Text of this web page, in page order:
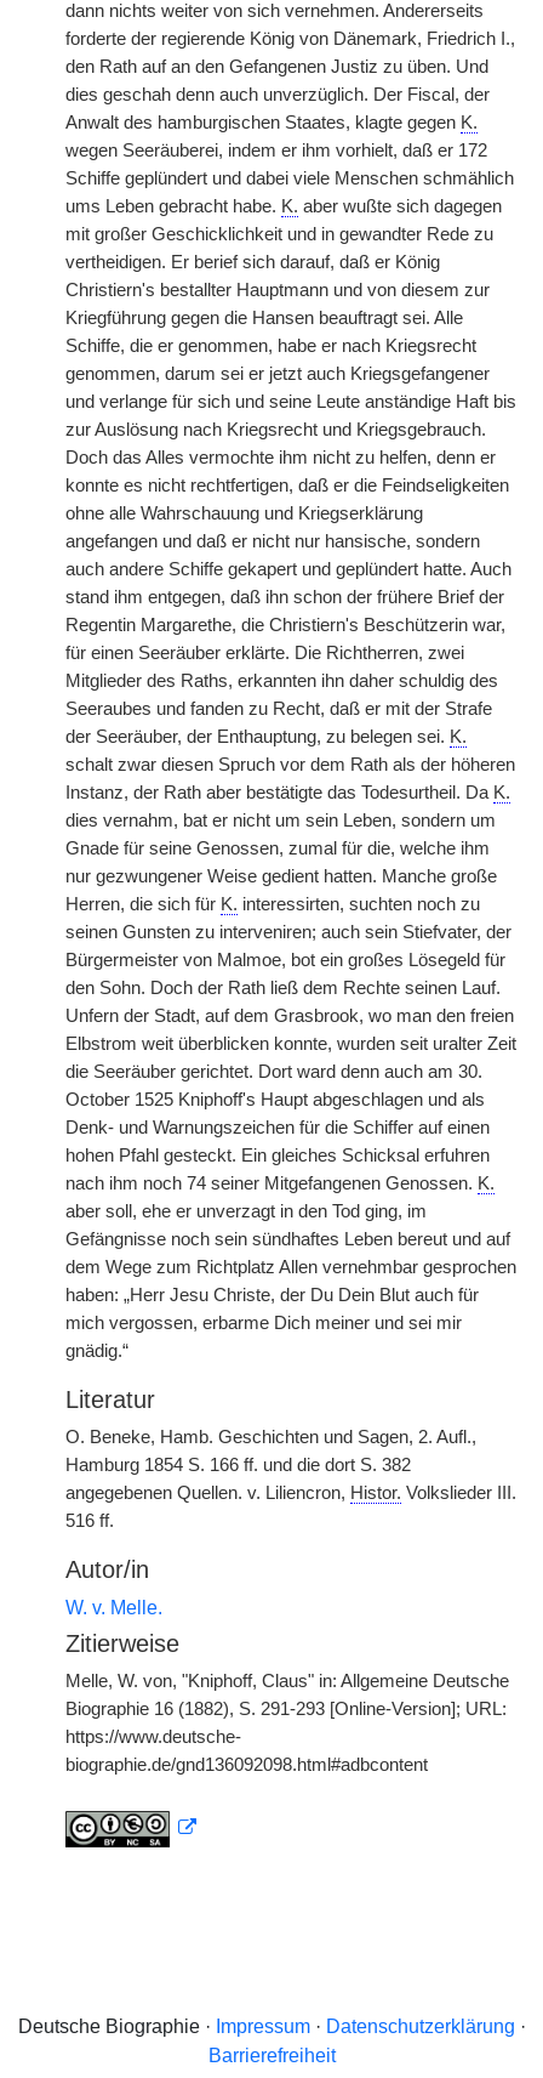
dann nichts weiter von sich vernehmen. Andererseits
forderte der regierende König von Dänemark, Friedrich I.,
den Rath auf an den Gefangenen Justiz zu üben. Und
dies geschah denn auch unverzüglich. Der Fiscal, der
Anwalt des hamburgischen Staates, klagte gegen K.
wegen Seeräuberei, indem er ihm vorhielt, daß er 172
Schiffe geplündert und dabei viele Menschen schmählich
ums Leben gebracht habe. K. aber wußte sich dagegen
mit großer Geschicklichkeit und in gewandter Rede zu
vertheidigen. Er berief sich darauf, daß er König
Christiern's bestallter Hauptmann und von diesem zur
Kriegführung gegen die Hansen beauftragt sei. Alle
Schiffe, die er genommen, habe er nach Kriegsrecht
genommen, darum sei er jetzt auch Kriegsgefangener
und verlange für sich und seine Leute anständige Haft bis
zur Auslösung nach Kriegsrecht und Kriegsgebrauch.
Doch das Alles vermochte ihm nicht zu helfen, denn er
konnte es nicht rechtfertigen, daß er die Feindseligkeiten
ohne alle Wahrschauung und Kriegserklärung
angefangen und daß er nicht nur hansische, sondern
auch andere Schiffe gekapert und geplündert hatte. Auch
stand ihm entgegen, daß ihn schon der frühere Brief der
Regentin Margarethe, die Christiern's Beschützerin war,
für einen Seeräuber erklärte. Die Richtherren, zwei
Mitglieder des Raths, erkannten ihn daher schuldig des
Seeraubes und fanden zu Recht, daß er mit der Strafe
der Seeräuber, der Enthauptung, zu belegen sei. K.
schalt zwar diesen Spruch vor dem Rath als der höheren
Instanz, der Rath aber bestätigte das Todesurtheil. Da K.
dies vernahm, bat er nicht um sein Leben, sondern um
Gnade für seine Genossen, zumal für die, welche ihm
nur gezwungener Weise gedient hatten. Manche große
Herren, die sich für K. interessirten, suchten noch zu
seinen Gunsten zu interveniren; auch sein Stiefvater, der
Bürgermeister von Malmoe, bot ein großes Lösegeld für
den Sohn. Doch der Rath ließ dem Rechte seinen Lauf.
Unfern der Stadt, auf dem Grasbrook, wo man den freien
Elbstrom weit überblicken konnte, wurden seit uralter Zeit
die Seeräuber gerichtet. Dort ward denn auch am 30.
October 1525 Kniphoff's Haupt abgeschlagen und als
Denk- und Warnungszeichen für die Schiffer auf einen
hohen Pfahl gesteckt. Ein gleiches Schicksal erfuhren
nach ihm noch 74 seiner Mitgefangenen Genossen. K.
aber soll, ehe er unverzagt in den Tod ging, im
Gefängnisse noch sein sündhaftes Leben bereut und auf
dem Wege zum Richtplatz Allen vernehmbar gesprochen
haben: „Herr Jesu Christe, der Du Dein Blut auch für
mich vergossen, erbarme Dich meiner und sei mir
gnädig.“
Literatur
O. Beneke, Hamb. Geschichten und Sagen, 2. Aufl.,
Hamburg 1854 S. 166 ff. und die dort S. 382
angegebenen Quellen. v. Liliencron, Histor. Volkslieder III.
516 ff.
Autor/in
W. v. Melle.
Zitierweise
Melle, W. von, "Kniphoff, Claus" in: Allgemeine Deutsche
Biographie 16 (1882), S. 291-293 [Online-Version]; URL:
https://www.deutsche-
biographie.de/gnd136092098.html#adbcontent
Deutsche Biographie · Impressum· Datenschutzerklärung ·
Barrierefreiheit